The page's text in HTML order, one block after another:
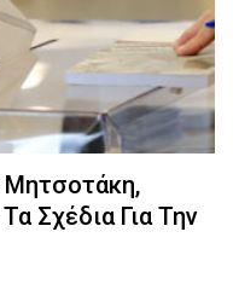
Μητσοτάκη,
Σχέδια Για Την